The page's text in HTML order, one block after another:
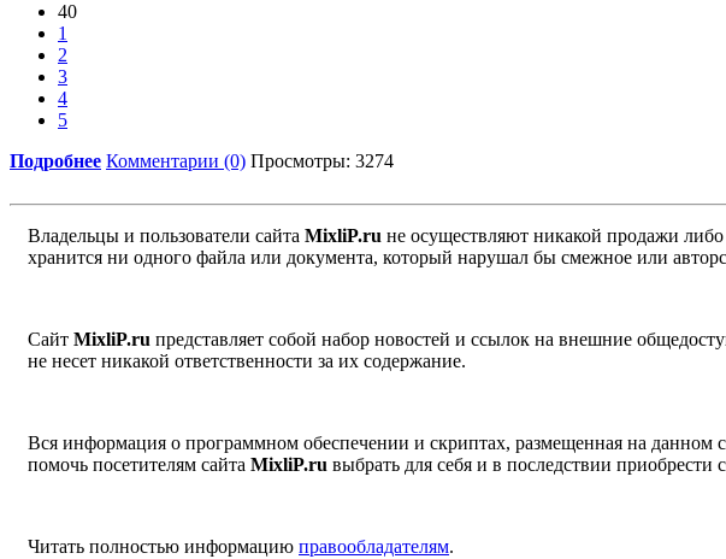
40
1
2
3
4
5
Подробнее Комментарии (0) Просмотры: 3274
Владельцы и пользователи сайта MixliP.ru не осуществляют никакой продажи
хранится ни одного файла или документа, который нарушал бы смежное или
Сайт MixliP.ru представляет собой набор новостей и ссылок на внешние
не несет никакой ответственности за их содержание.
Вся информация о программном обеспечении и скриптах, размещенная на данном
помочь посетителям сайта MixliP.ru выбрать для себя и в последствии
Читать полностью информацию правообладателям.